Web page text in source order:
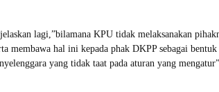
lagi,”bilamana KPU tidak melaksanakan
membawa hal ini kepada phak DKPP sebagai
yang tidak taat pada aturan yang